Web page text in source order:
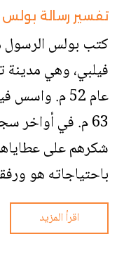
تفسير رسالة
كتب بولس الرسول
فيلبي، وهي مدينة
عام 52 م.
63 م. في أواخر
شكرهم على
باحتياجاته هو
اقرأ المزيد